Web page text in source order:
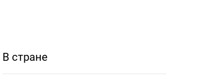
В стране